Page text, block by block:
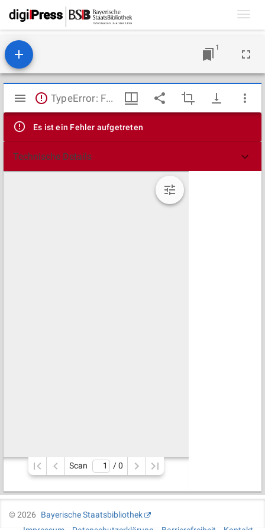
1
Mirador
Viewer
TypeError: Failed to fetch
Es ist ein Fehler aufgetreten
Technische Details
Scan / 0
©2026
Bayerische Staatsbibliothek